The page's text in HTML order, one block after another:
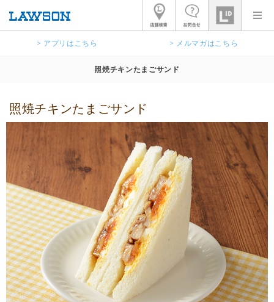
> アプリはこちら > メルマガはこちら
照焼チキンたまごサンド
照焼チキンたまごサンド